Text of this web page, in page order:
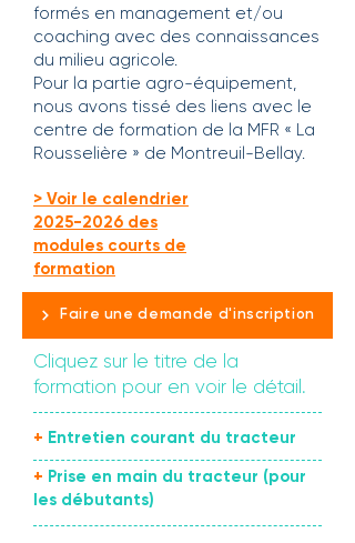
formés en management et/ou
coaching avec des connaissances
du milieu agricole.
Pour la partie agro-équipement,
nous avons tissé des liens avec le
centre de formation de la MFR « La
Rousselière » de Montreuil-Bellay.
> Voir le calendrier
2025-2026 des
modules courts de
formation
Faire une demande d'inscription
Cliquez sur le titre de la
formation pour en voir le détail.
+ Entretien courant du tracteur
+ Prise en main du tracteur (pour
les débutants)